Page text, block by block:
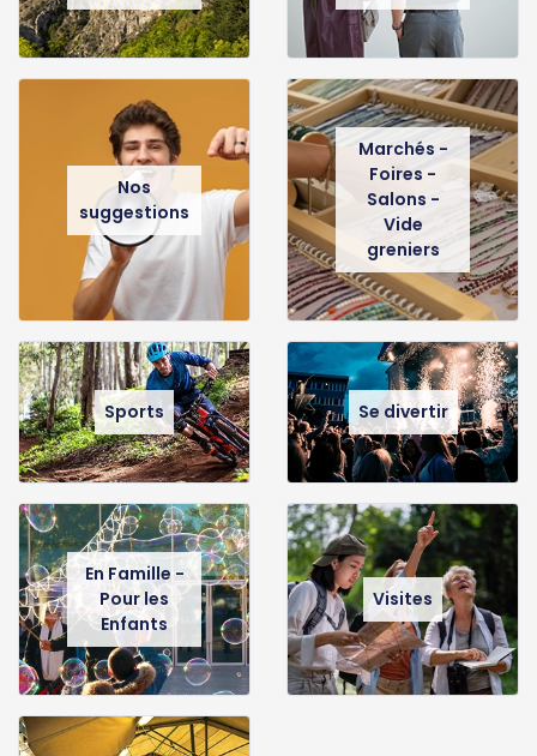
Nos
suggestions
Marchés -
Foires -
Salons -
Vide
greniers
Sports Se divertir
En Famille -
Pour les
Enfants
Visites